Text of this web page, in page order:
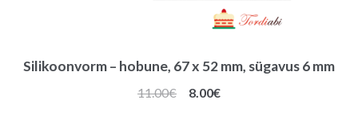
Silikoonvorm – hobune, 67 x 52 mm, sügavus 6 mm
11.00€
Algne
8.00€Praegune